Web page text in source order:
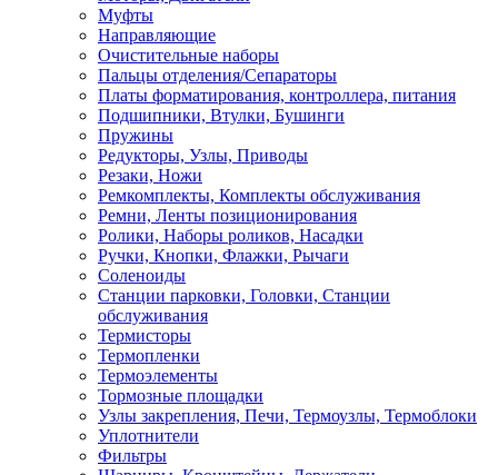
Муфты
Направляющие
Очистительные наборы
Пальцы отделения/Сепараторы
Платы форматирования, контроллера, питания
Подшипники, Втулки, Бушинги
Пружины
Редукторы, Узлы, Приводы
Резаки, Ножи
Ремкомплекты, Комплекты обслуживания
Ремни, Ленты позиционирования
Ролики, Наборы роликов, Насадки
Ручки, Кнопки, Флажки, Рычаги
Соленоиды
Станции парковки, Головки, Станции
обслуживания
Термисторы
Термопленки
Термоэлементы
Тормозные площадки
Узлы закрепления, Печи, Термоузлы, Термоблоки
Уплотнители
Фильтры